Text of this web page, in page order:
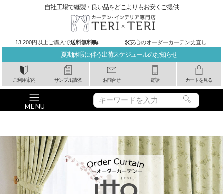
夏期休暇に伴う出荷スケジュールのお知らせ
ご利用案内 サンプル請求 お問合せ 電話 カートを見る
自社工場で縫製・良い品をどこよりもお安くご提供
13,200円以上ご購入で送料無料 安心のオーダーカーテン丈直し